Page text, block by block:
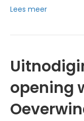
Lees meer
opening